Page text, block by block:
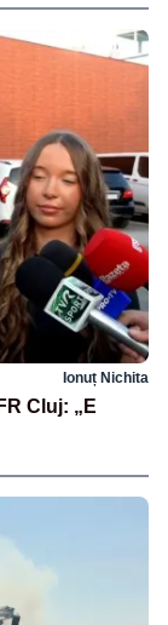
Ionuț Nichita
Cluj: „E